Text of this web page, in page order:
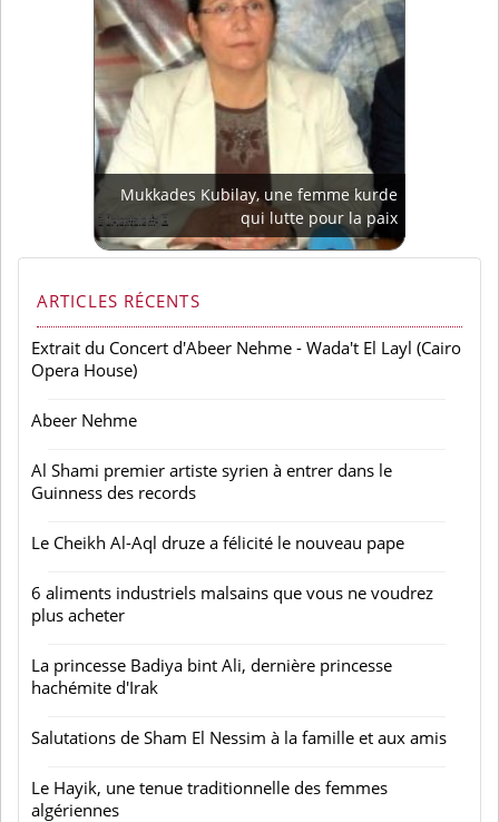
Mukkades Kubilay, une femme kurde
qui lutte pour la paix
ARTICLES RÉCENTS
Extrait du Concert d'Abeer Nehme - Wada't El Layl (Cairo
Opera House)
Abeer Nehme
Al Shami premier artiste syrien à entrer dans le
Guinness des records
Le Cheikh Al-Aql druze a félicité le nouveau pape
6 aliments industriels malsains que vous ne voudrez
plus acheter
La princesse Badiya bint Ali, dernière princesse
hachémite d'Irak
Salutations de Sham El Nessim à la famille et aux amis
Le Hayik, une tenue traditionnelle des femmes
algériennes